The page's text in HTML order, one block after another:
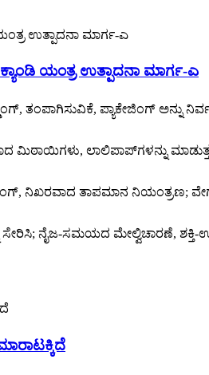
ಯಂತ್ರ ಉತ್ಪಾದನಾ ಮಾರ್ಗ-ಎ
ತಂಪಾಗಿಸುವಿಕೆ, ಪ್ಯಾಕೇಜಿಂಗ್ ಅನ್ನು
ಲಾಲಿಪಾಪ್‌ಗಳನ್ನು
ನಿಖರವಾದ ತಾಪಮಾನ ನಿಯಂತ್ರಣ;
ನೈಜ-ಸಮಯದ ಮೇಲ್ವಿಚಾರಣೆ,